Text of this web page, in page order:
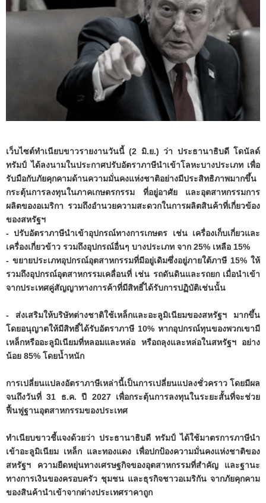
เว็บไซต์ทำเนียบขาวรายงานวันนี้ (2 มิ.ย.) ว่า ประธานาธิบดี โดนัลด์
ทรัมป์ ได้ลงนามในประกาศปรับอัตราภาษีนำเข้าโลหะบางประเภท เพื่อ
รับมือกับภัยคุกคามด้านความมั่นคงแห่งชาติอย่างมีประสิทธิภาพมากขึ้น
กระตุ้นการลงทุนในภาคเกษตรกรรม ที่อยู่อาศัย และอุตสาหกรรมการ
ผลิตของอเมริกา รวมถึงอำนวยความสะดวกในการผลิตสินค้าที่เกี่ยวข้อง
ของสหรัฐฯ
- ปรับอัตราภาษีนำเข้าอุปกรณ์ทางการเกษตร เช่น เครื่องเก็บเกี่ยวและ
เครื่องเกี่ยวข้าว รวมถึงอุปกรณ์อื่นๆ บางประเภท จาก 25% เหลือ 15%
- ขยายประเภทอุปกรณ์อุตสาหกรรมที่มีอยู่เดิมซึ่งอยู่ภายใต้ภาษี 15% ให้
รวมถึงอุปกรณ์อุตสาหกรรมเคลื่อนที่ เช่น รถดันดินและรถยก เมื่อนำเข้า
จากประเทศคู่สัญญาทางการค้าที่มีสิทธิ์ได้รับการปฏิบัติเช่นนั้น
- ส่งเสริมให้บริษัทต่างชาติใช้เหล็กและอะลูมิเนียมของสหรัฐฯ มากขึ้น
โดยอนุญาตให้มีสิทธิ์ได้รับอัตราภาษี 10% หากอุปกรณ์ทุนของพวกเขามี
เหล็กหรืออะลูมิเนียมที่หลอมและหล่อ หรือถลุงและหล่อในสหรัฐฯ อย่าง
น้อย 85% โดยน้ำหนัก
การเปลี่ยนแปลงอัตราภาษีเหล่านี้เป็นการเปลี่ยนแปลงชั่วคราว โดยมีผล
จนถึงวันที่ 31 ธ.ค. ปี 2027 เพื่อกระตุ้นการลงทุนในระยะสั้นที่จะช่วย
ฟื้นฟูฐานอุตสาหกรรมของประเทศ
ทำเนียบขาวชี้แจงด้วยว่า ประธานาธิบดี ทรัมป์ ได้ใช้มาตรการภาษีนำ
เข้าอะลูมิเนียม เหล็ก และทองแดง เพื่อปกป้องความมั่นคงแห่งชาติของ
สหรัฐฯ ความยืดหยุ่นทางเศรษฐกิจของอุตสาหกรรมที่สำคัญ และฐานะ
ทางการเงินของครอบครัว ชุมชน และธุรกิจชาวอเมริกัน จากภัยคุกคาม
ของสินค้านำเข้าจากต่างประเทศราคาถูก